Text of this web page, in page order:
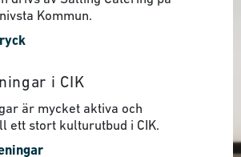
Kommun.
i CIK
är mycket aktiva och
ett stort kulturutbud i CIK.